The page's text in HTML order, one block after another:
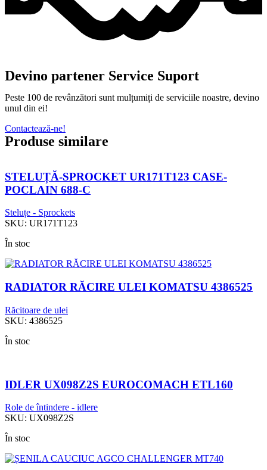
Devino partener Service Suport
Peste 100 de revânzători sunt mulțumiți de serviciile noastre, devino
unul din ei!
Contactează-ne!
Produse similare
STELUȚĂ-SPROCKET UR171T123 CASE-
POCLAIN 688-C
Steluțe - Sprockets
SKU: UR171T123
În stoc
RADIATOR RĂCIRE ULEI KOMATSU 4386525
Răcitoare de ulei
SKU: 4386525
În stoc
IDLER UX098Z2S EUROCOMACH ETL160
Role de întindere - idlere
SKU: UX098Z2S
În stoc